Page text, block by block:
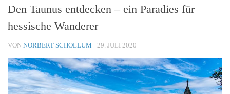
Den Taunus entdecken – ein Paradies für
hessische Wanderer
VON NORBERT SCHOLLUM · 29. JULI 2020